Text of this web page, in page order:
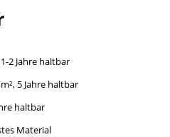
2 Jahre haltbar
5 Jahre haltbar
haltbar
Material